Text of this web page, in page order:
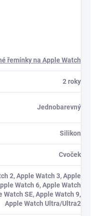
řemínky na Apple Watch
2 roky
Jednobarevný
Silikon
Cvoček
2, Apple Watch 3, Apple
Watch 6, Apple Watch
Watch SE, Apple Watch 9,
Apple Watch Ultra/Ultra2